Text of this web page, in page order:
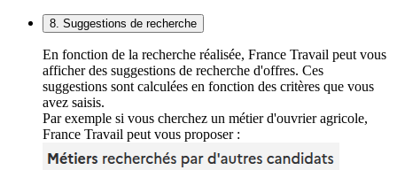
8. Suggestions de recherche
En fonction de la recherche réalisée, France Travail peut vous
afficher des suggestions de recherche d'offres. Ces
suggestions sont calculées en fonction des critères que vous
avez saisis.
Par exemple si vous cherchez un métier d'ouvrier agricole,
France Travail peut vous proposer :